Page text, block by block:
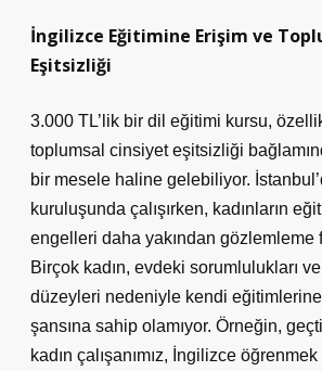
İngilizce Eğitimine Erişim ve
Eşitsizliği
3.000 TL’lik bir dil eğitimi kursu,
toplumsal cinsiyet eşitsizliği
bir mesele haline gelebiliyor.
kuruluşunda çalışırken, kadınların
engelleri daha yakından gözlemleme
Birçok kadın, evdeki sorumlulukları
düzeyleri nedeniyle kendi eğitimlerine
şansına sahip olamıyor. Örneğin,
kadın çalışanımız, İngilizce